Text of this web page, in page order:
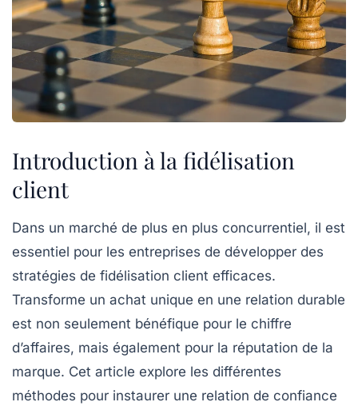
Introduction à la fidélisation
client
Dans un marché de plus en plus concurrentiel, il est
essentiel pour les entreprises de développer des
stratégies de fidélisation client efficaces.
Transforme un achat unique en une relation durable
est non seulement bénéfique pour le chiffre
d’affaires, mais également pour la réputation de la
marque. Cet article explore les différentes
méthodes pour instaurer une relation de confiance